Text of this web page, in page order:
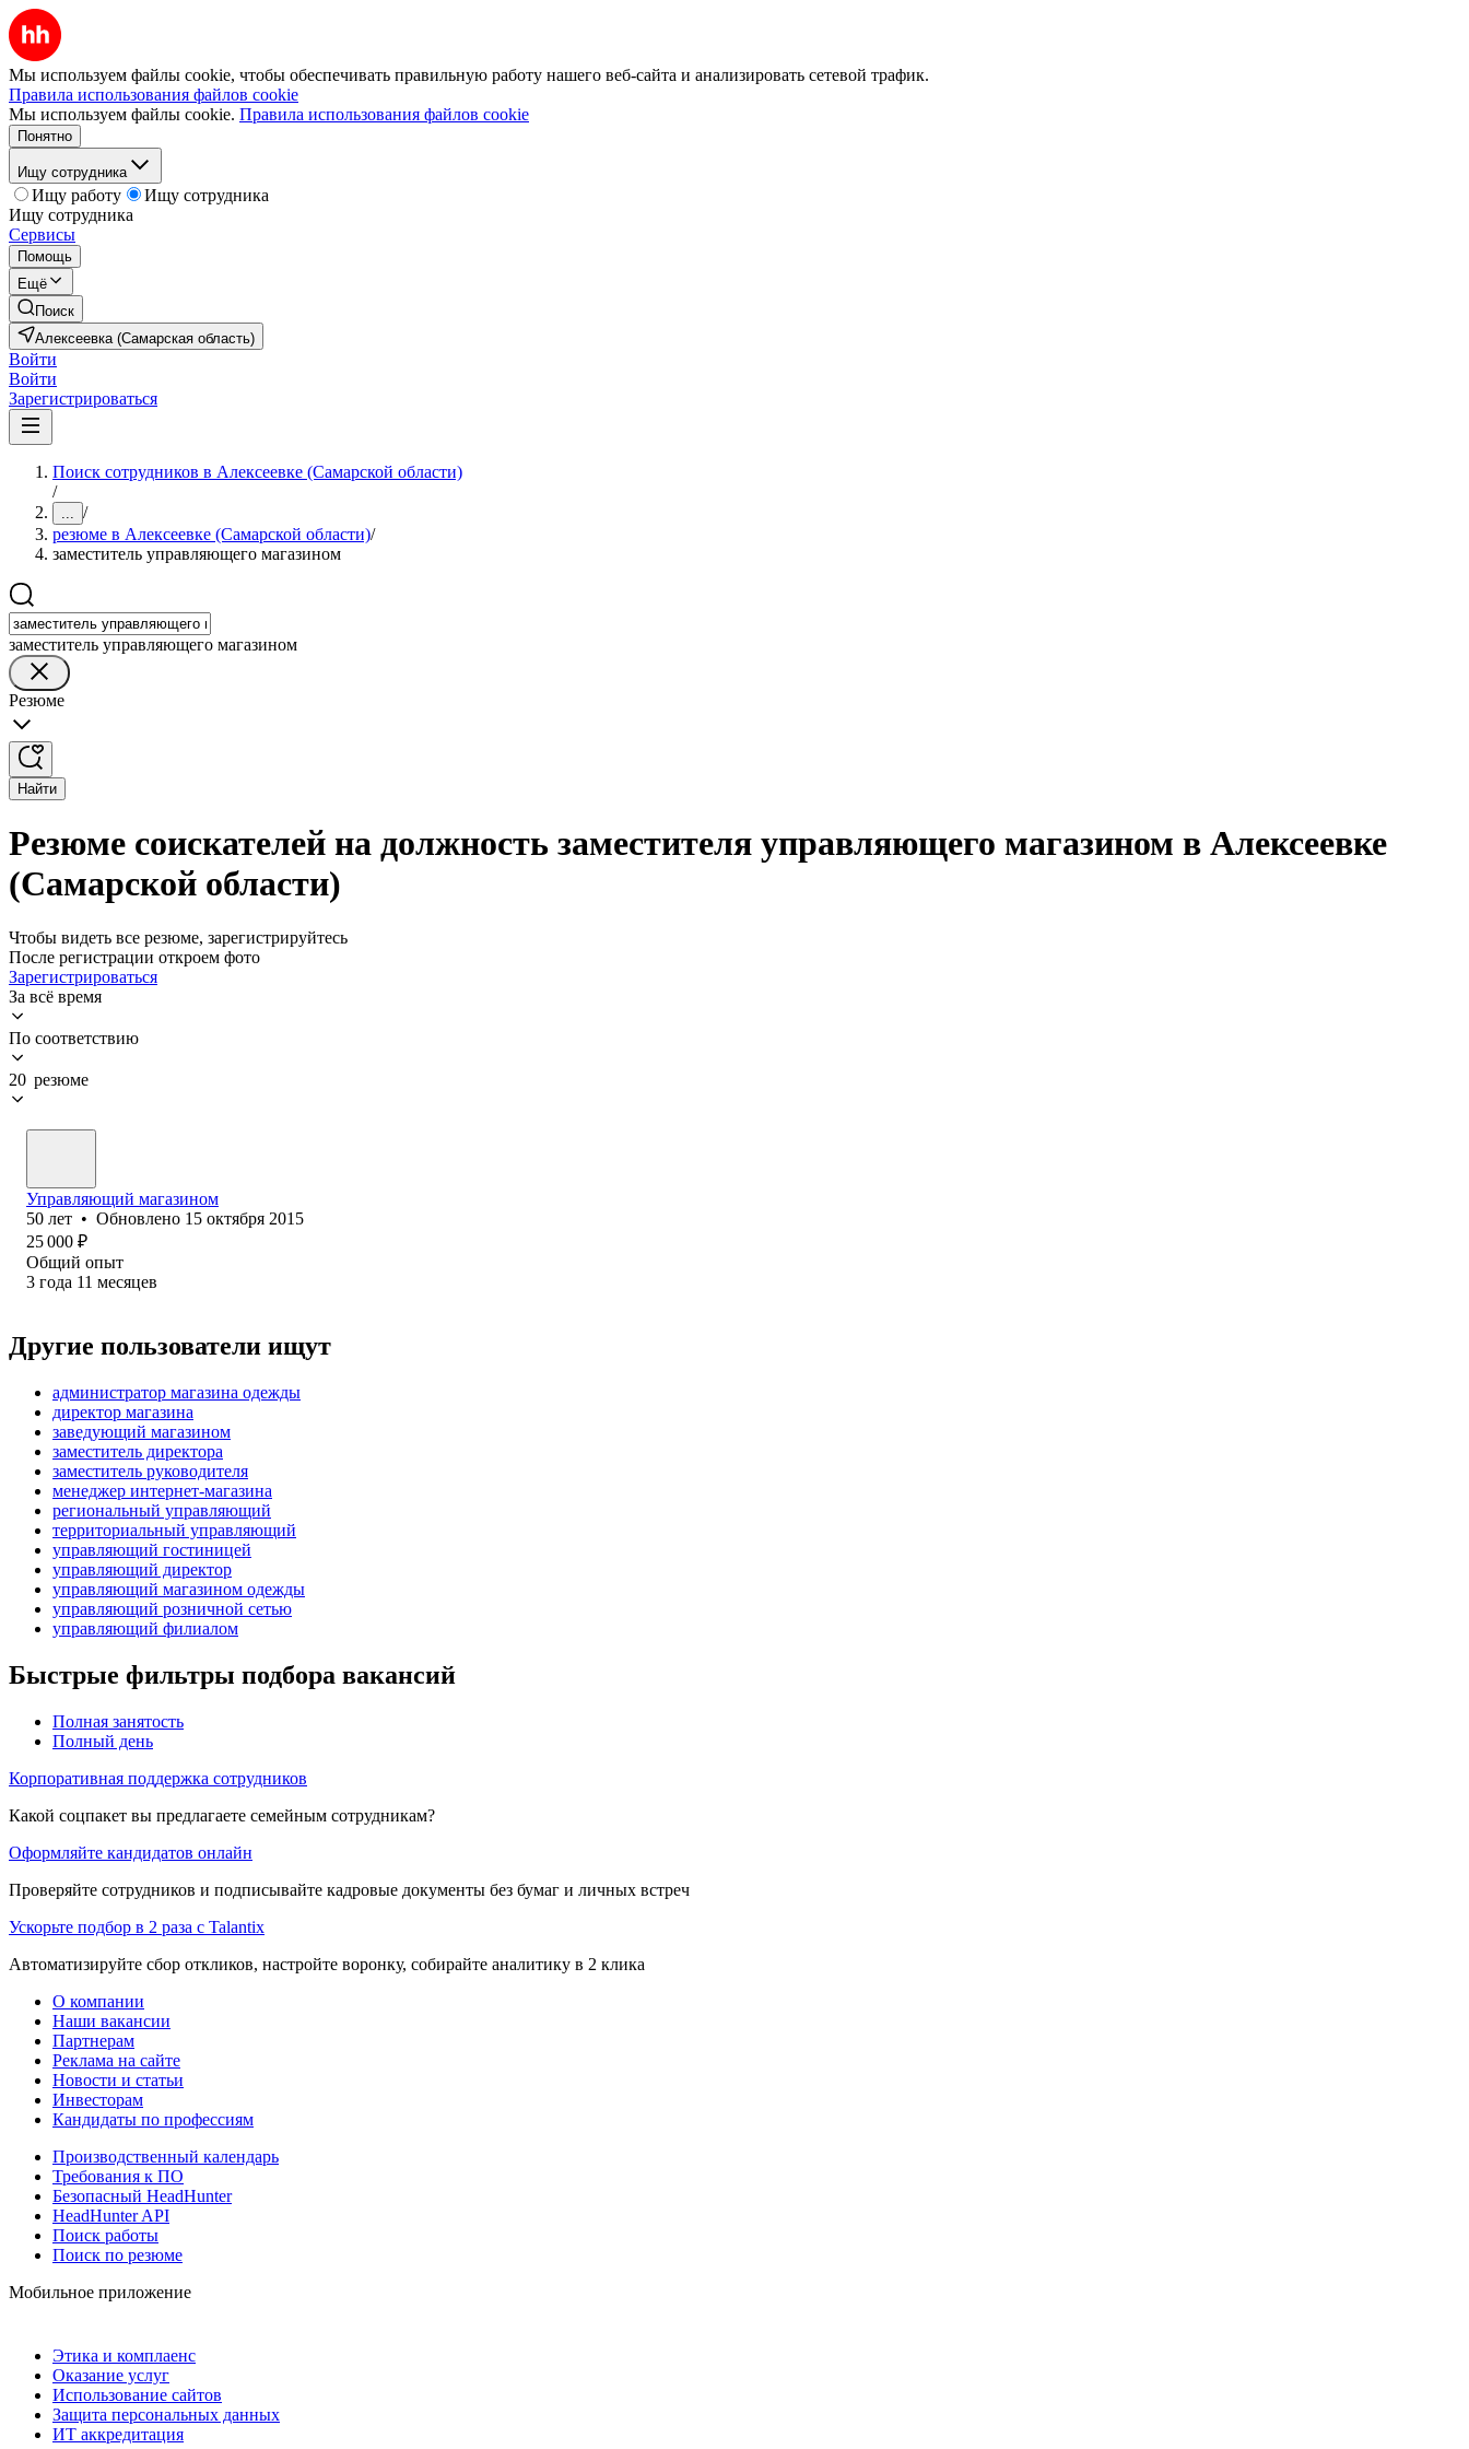
Мы используем файлы cookie, чтобы обеспечивать правильную работу нашего веб-сайта и анализировать сетевой трафик.
Правила использования файлов cookie
Мы используем файлы cookie. Правила использования файлов cookie
Понятно
Ищу сотрудника
Ищу работу
Ищу сотрудника
Ищу сотрудника
Сервисы
Помощь
Ещё
Поиск
Алексеевка (Самарская область)
Войти
Войти
Зарегистрироваться
Поиск сотрудников в Алексеевке (Самарской области)
/
... /
резюме в Алексеевке (Самарской области)/
заместитель управляющего магазином
заместитель управляющего магазином
Резюме
Найти
Резюме соискателей на должность заместителя управляющего магазином в Алексеевке
(Самарской области)
Чтобы видеть все резюме, зарегистрируйтесь
После регистрации откроем фото
Зарегистрироваться
За всё время
По соответствию
20 резюме
Управляющий магазином
50 лет • Обновлено 15 октября 2015
25 000 ₽
Общий опыт
3 года 11 месяцев
Другие пользователи ищут
администратор магазина одежды
директор магазина
заведующий магазином
заместитель директора
заместитель руководителя
менеджер интернет-магазина
региональный управляющий
территориальный управляющий
управляющий гостиницей
управляющий директор
управляющий магазином одежды
управляющий розничной сетью
управляющий филиалом
Быстрые фильтры подбора вакансий
Полная занятость
Полный день
Корпоративная поддержка сотрудников
Какой соцпакет вы предлагаете семейным сотрудникам?
Оформляйте кандидатов онлайн
Проверяйте сотрудников и подписывайте кадровые документы без бумаг и личных встреч
Ускорьте подбор в 2 раза с Talantix
Автоматизируйте сбор откликов, настройте воронку, собирайте аналитику в 2 клика
О компании
Наши вакансии
Партнерам
Реклама на сайте
Новости и статьи
Инвесторам
Кандидаты по профессиям
Производственный календарь
Требования к ПО
Безопасный HeadHunter
HeadHunter API
Поиск работы
Поиск по резюме
Мобильное приложение
Этика и комплаенс
Оказание услуг
Использование сайтов
Защита персональных данных
ИТ аккредитация